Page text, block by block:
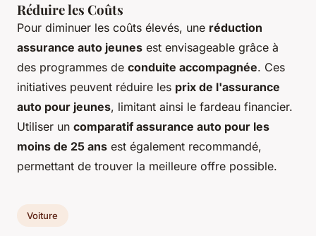
Réduire les Coûts
Pour diminuer les coûts élevés, une réduction
assurance auto jeunes est envisageable grâce à
des programmes de conduite accompagnée. Ces
initiatives peuvent réduire les prix de l'assurance
auto pour jeunes, limitant ainsi le fardeau financier.
Utiliser un comparatif assurance auto pour les
moins de 25 ans est également recommandé,
permettant de trouver la meilleure offre possible.
Voiture